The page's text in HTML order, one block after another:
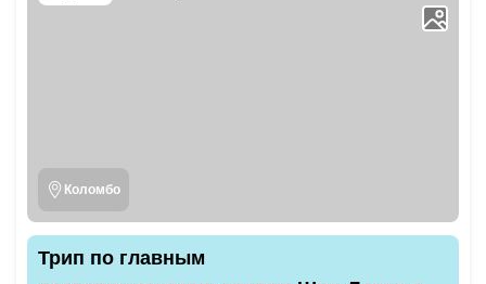
Коломбо
Трип по главным